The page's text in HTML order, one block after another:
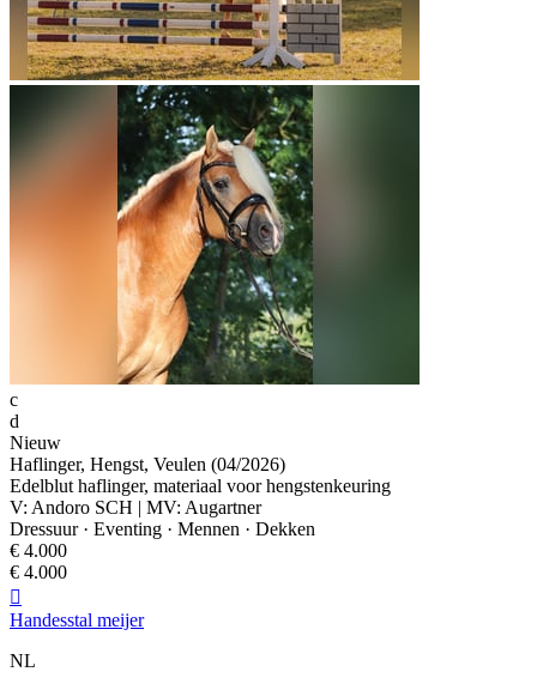
c
d
Nieuw
Haflinger, Hengst, Veulen (04/2026)
Edelblut haflinger, materiaal voor hengstenkeuring
V: Andoro SCH | MV: Augartner
Dressuur · Eventing · Mennen · Dekken
€ 4.000
€ 4.000

Handesstal meijer
NL